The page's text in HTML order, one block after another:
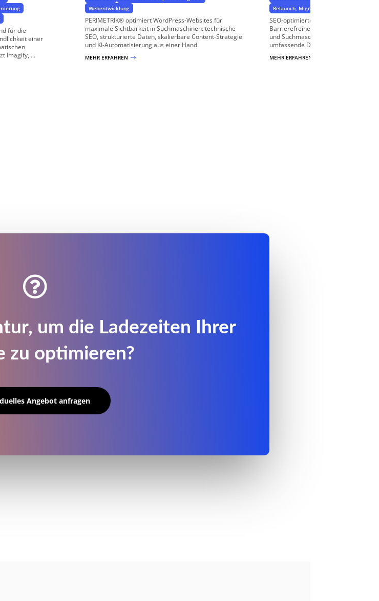
für die
einer
Imagify, ...
Webentwicklung
PERIMETRIK® optimiert WordPress-Websites für
maximale Sichtbarkeit in Suchmaschinen: technische
SEO, strukturierte Daten, skalierbare Content-Strategie
und KI-Automatisierung aus einer Hand.
MEHR ERFAHREN $
Relaunch, Migration & Website-Umzug
SEO-optimierte Bilder sind ein
Barrierefreiheit, Performance,
und Suchmaschinenplatzierung Ihrer
umfassende Dienstleistungen zur ...
MEHR ERFAHREN

um die Ladezeiten Ihrer
zu optimieren?
Angebot anfragen